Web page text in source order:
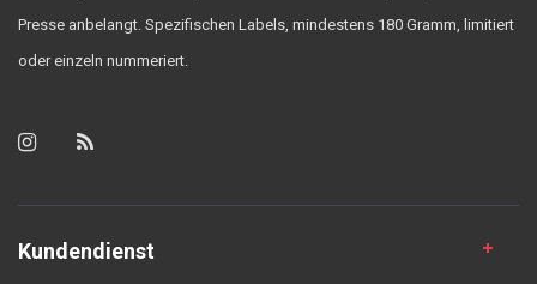
Presse anbelangt. Spezifischen Labels, mindestens 180 Gramm, limitiert
oder einzeln nummeriert.
Kundendienst